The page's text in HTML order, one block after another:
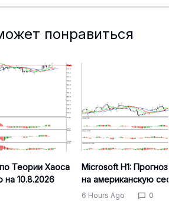
понравиться
Теории Хаоса
на 10.8.2026
Microsoft H1:
на американскую
6 Hours Ago 0